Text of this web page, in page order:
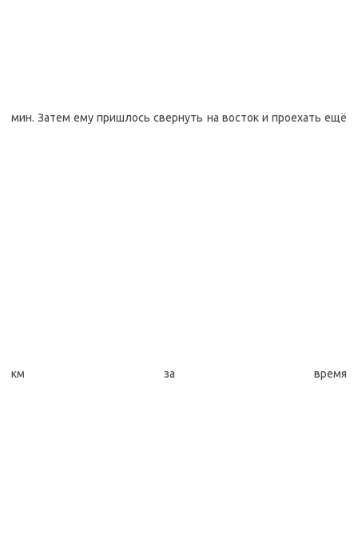
мин. Затем ему пришлось свернуть на восток и проехать ещё
км за время